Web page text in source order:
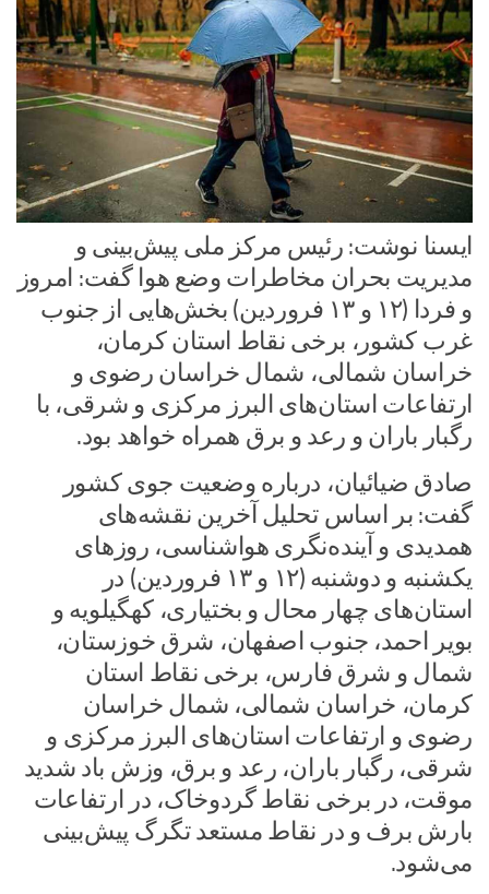
ایسنا نوشت: رئیس مرکز ملی پیش‌بینی و
مدیریت بحران مخاطرات وضع هوا گفت: امروز
و فردا (۱۲ و ۱۳ فروردین) بخش‌هایی از جنوب
غرب کشور، برخی نقاط استان کرمان،
خراسان شمالی، شمال خراسان رضوی و
ارتفاعات استان‌های البرز مرکزی و شرقی، با
رگبار باران و رعد و برق همراه خواهد بود.
صادق ضیائیان، درباره وضعیت جوی کشور
گفت: بر اساس تحلیل آخرین نقشه‌های
همدیدی و آینده‌نگری هواشناسی، روزهای
یکشنبه و دوشنبه (۱۲ و ۱۳ فروردین) در
استان‌های چهار محال و بختیاری، کهگیلویه و
بویر احمد، جنوب اصفهان، شرق خوزستان،
شمال و شرق فارس، برخی نقاط استان
کرمان، خراسان شمالی، شمال خراسان
رضوی و ارتفاعات استان‌های البرز مرکزی و
شرقی، رگبار باران، رعد و برق، وزش باد شدید
موقت، در برخی نقاط گردوخاک، در ارتفاعات
بارش برف و در نقاط مستعد تگرگ پیش‌بینی
می‌شود.